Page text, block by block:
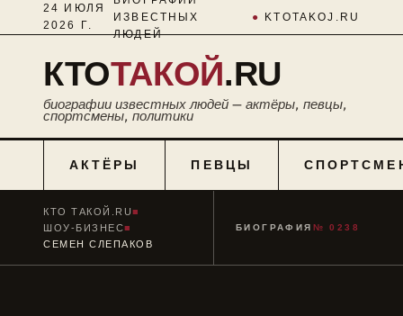
24 ИЮЛЯ
2026 Г.
ИЗВЕСТНЫХ
ЛЮДЕЙ
● KTOTAKOJ.RU
КТОТАКОЙ.RU
биографии известных людей — актёры, певцы,
спортсмены, политики
АКТЁРЫ ПЕВЦЫ
КТО ТАКОЙ.RU■
ШОУ-БИЗНЕС■
СЕМЕН СЛЕПАКОВ
БИОГРАФИЯ № 0238